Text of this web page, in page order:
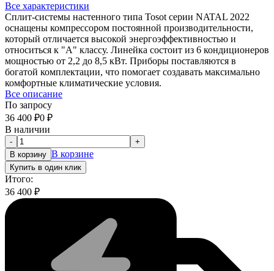
Все характеристики
Сплит-системы настенного типа Tosot серии NATAL 2022
оснащены компрессором постоянной производительности,
который отличается высокой энергоэффективностью и
относиться к "А" классу. Линейка состоит из 6 кондиционеров
мощностью от 2,2 до 8,5 кВт. Приборы поставляются в
богатой комплектации, что помогает создавать максимально
комфортные климатические условия.
Все описание
По запросу
36 400 ₽0 ₽
В наличии
-
+
В корзину В корзине
Купить в один клик
Итого:
36 400 ₽